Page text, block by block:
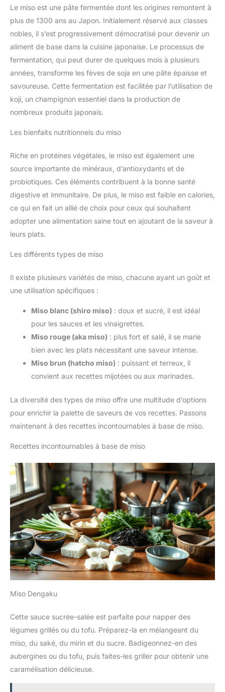
Le miso est une pâte fermentée dont les origines remontent à
plus de 1300 ans au Japon. Initialement réservé aux classes
nobles, il s’est progressivement démocratisé pour devenir un
aliment de base dans la cuisine japonaise. Le processus de
fermentation, qui peut durer de quelques mois à plusieurs
années, transforme les fèves de soja en une pâte épaisse et
savoureuse. Cette fermentation est facilitée par l’utilisation de
koji, un champignon essentiel dans la production de
nombreux produits japonais.
Les bienfaits nutritionnels du miso
Riche en protéines végétales, le miso est également une
source importante de minéraux, d’antioxydants et de
probiotiques. Ces éléments contribuent à la bonne santé
digestive et immunitaire. De plus, le miso est faible en calories,
ce qui en fait un allié de choix pour ceux qui souhaitent
adopter une alimentation saine tout en ajoutant de la saveur à
leurs plats.
Les différents types de miso
Il existe plusieurs variétés de miso, chacune ayant un goût et
une utilisation spécifiques :
Miso blanc (shiro miso) : doux et sucré, il est idéal
pour les sauces et les vinaigrettes.
Miso rouge (aka miso) : plus fort et salé, il se marie
bien avec les plats nécessitant une saveur intense.
Miso brun (hatcho miso) : puissant et terreux, il
convient aux recettes mijotées ou aux marinades.
La diversité des types de miso offre une multitude d’options
pour enrichir la palette de saveurs de vos recettes. Passons
maintenant à des recettes incontournables à base de miso.
Recettes incontournables à base de miso
Miso Dengaku
Cette sauce sucrée-salée est parfaite pour napper des
légumes grillés ou du tofu. Préparez-la en mélangeant du
miso, du saké, du mirin et du sucre. Badigeonnez-en des
aubergines ou du tofu, puis faites-les griller pour obtenir une
caramélisation délicieuse.